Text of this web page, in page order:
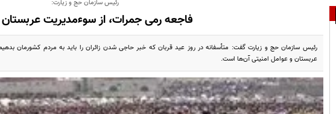
رئیس سازمان حج و زیارت:
فاجعه‌ رمی جمرات، از سوءمدیریت
رئیس سازمان حج و زیارت گفت: متأسفانه در روز عید قربان که خبر حاجی شدن زائران را باید به مردم کشورمان
عربستان و عوامل امنیتی آن‌ها است.